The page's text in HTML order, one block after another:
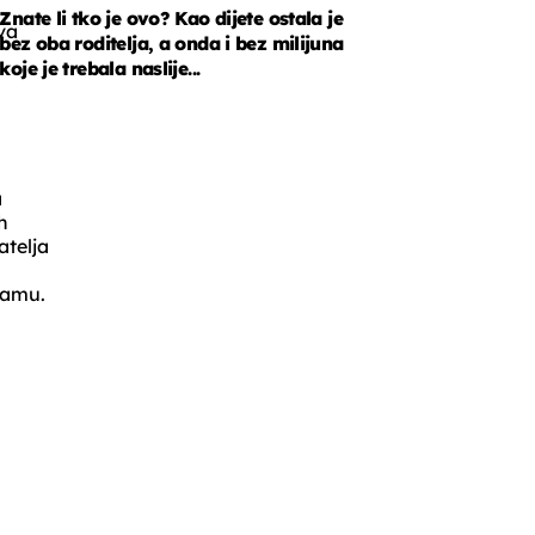
Znate li tko je ovo? Kao dijete ostala je
bez oba roditelja, a onda i bez milijuna
koje je trebala naslije...